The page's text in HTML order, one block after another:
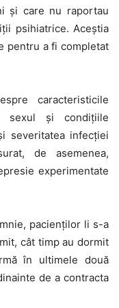
și care nu raportau
psihiatrice. Aceștia
pentru a fi completat
caracteristicile
sexul și condițiile
severitatea infecției
de asemenea,
experimentate
pacienților li s-a
cât timp au dormit
în ultimele două
de a contracta